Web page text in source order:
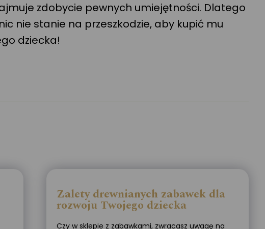
zdobycie pewnych umiejętności. Dlatego
nie stanie na przeszkodzie, aby kupić mu
dziecka!
Zalety drewnianych zabawek dla
rozwoju Twojego dziecka
Czy w sklepie z zabawkami, zwracasz uwagę na